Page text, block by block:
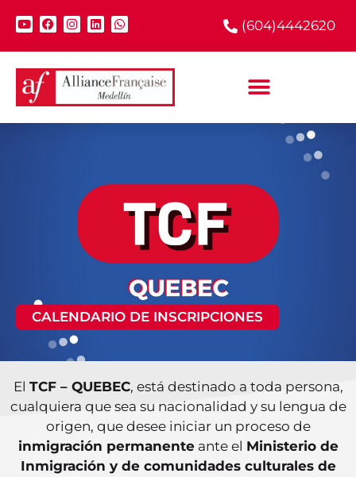
(604)4442620
CALENDARIO DE INSCRIPCIONES
El TCF – QUEBEC, está destinado a toda persona,
cualquiera que sea su nacionalidad y su lengua de
origen, que desee iniciar un proceso de
inmigración permanenteante el Ministerio de
Inmigración y de comunidades culturales de